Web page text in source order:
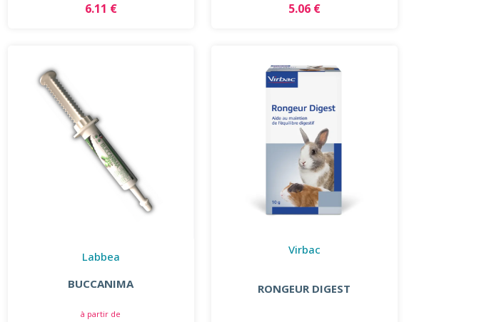
6.11 € 5.06 €
Labbea
BUCCANIMA
à partir de
Virbac
RONGEUR DIGEST